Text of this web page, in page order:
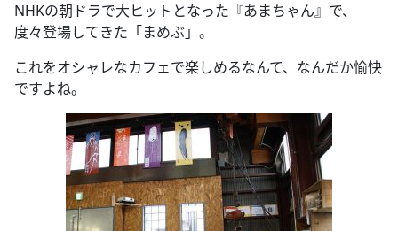
NHKの朝ドラで大ヒットとなった『あまちゃん』で、
度々登場してきた「まめぶ」。
これをオシャレなカフェで楽しめるなんて、なんだか愉快
ですよね。